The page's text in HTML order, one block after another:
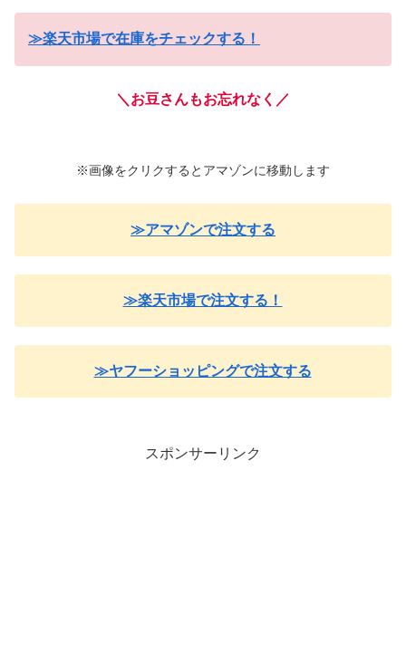
≫楽天市場で在庫をチェックする！
＼お豆さんもお忘れなく／
※画像をクリクするとアマゾンに移動します
≫アマゾンで注文する
≫楽天市場で注文する！
≫ヤフーショッピングで注文する
スポンサーリンク